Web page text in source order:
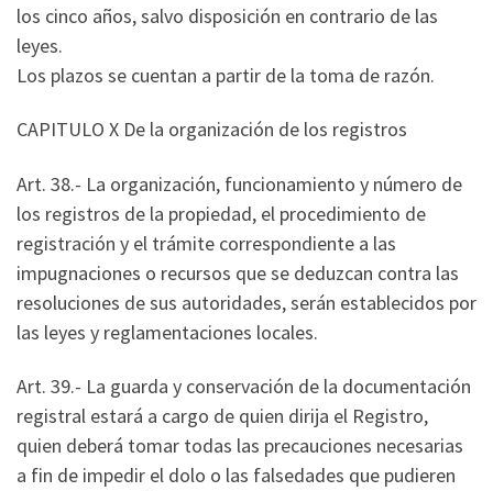
los cinco años, salvo disposición en contrario de las
leyes.
Los plazos se cuentan a partir de la toma de razón.
CAPITULO X De la organización de los registros
Art. 38.- La organización, funcionamiento y número de
los registros de la propiedad, el procedimiento de
registración y el trámite correspondiente a las
impugnaciones o recursos que se deduzcan contra las
resoluciones de sus autoridades, serán establecidos por
las leyes y reglamentaciones locales.
Art. 39.- La guarda y conservación de la documentación
registral estará a cargo de quien dirija el Registro,
quien deberá tomar todas las precauciones necesarias
a fin de impedir el dolo o las falsedades que pudieren